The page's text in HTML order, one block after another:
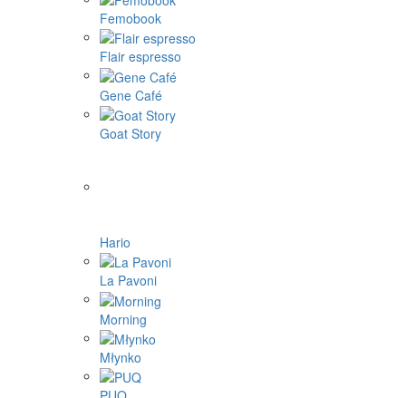
Femobook
Flair espresso
Gene Café
Goat Story
Hario
La Pavoni
Morning
Młynko